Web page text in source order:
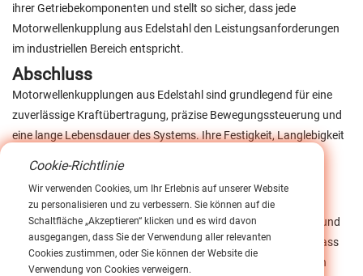
ihrer Getriebekomponenten und stellt so sicher, dass jede
Motorwellenkupplung aus Edelstahl den Leistungsanforderungen
im industriellen Bereich entspricht.
Abschluss
Motorwellenkupplungen aus Edelstahl sind grundlegend für eine
zuverlässige Kraftübertragung, präzise Bewegungssteuerung und
eine lange Lebensdauer des Systems. Ihre Festigkeit, Langlebigkeit
modernen Industrieanwendungen unverzichtbar.
Durch die Bereitstellung von speziell entwickelten
Kupplungslösungen, unterstützt durch Fertigungskompetenz und
technischen Support, trägt die iHF Group weiterhin dazu bei, dass
OEMs und industrielle Anwender höhere Leistungsstandards in
Cookie-Richtlinie
Wir verwenden Cookies, um Ihr Erlebnis auf unserer Website
zu personalisieren und zu verbessern. Sie können auf die
Schaltfläche „Akzeptieren“ klicken und es wird davon
ausgegangen, dass Sie der Verwendung aller relevanten
Cookies zustimmen, oder Sie können der Website die
Verwendung von Cookies verweigern.